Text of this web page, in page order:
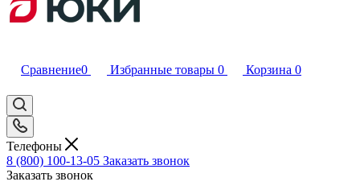
Сравнение0 Избранные товары 0 Корзина 0
Телефоны
8 (800) 100-13-05 Заказать звонок
Заказать звонок